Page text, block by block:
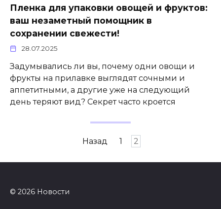
Пленка для упаковки овощей и фруктов:
ваш незаметный помощник в
сохранении свежести!
28.07.2025
Задумывались ли вы, почему одни овощи и
фрукты на прилавке выглядят сочными и
аппетитными, а другие уже на следующий
день теряют вид? Секрет часто кроется
Назад 1 2
© 2026 Новости